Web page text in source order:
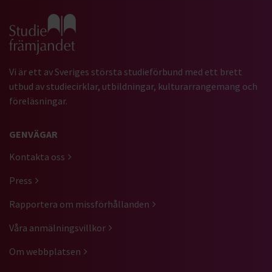
Gå till studiefrämjandets startsida
Vi är ett av Sveriges största studieförbund med ett brett
utbud av studiecirklar, utbildningar, kulturarrangemang och
föreläsningar.
GENVÄGAR
Kontakta oss
Press
Rapportera om missförhållanden
Våra anmälningsvillkor
Om webbplatsen